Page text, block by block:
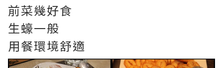
前菜幾好食
生蠔一般
用餐環境舒適